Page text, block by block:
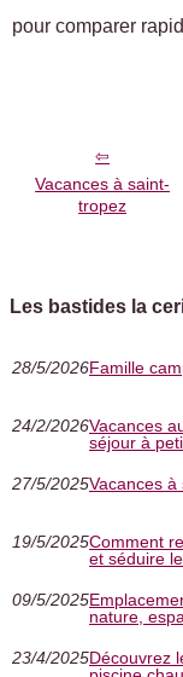
pour comparer
Vacances à saint-
tropez
Les bastides la
28/5/2026Famille
24/2/2026Vacances
séjour à
27/5/2025Vacances
19/5/2025Comment
et séduire
09/5/2025
nature,
23/4/2025Découvrez